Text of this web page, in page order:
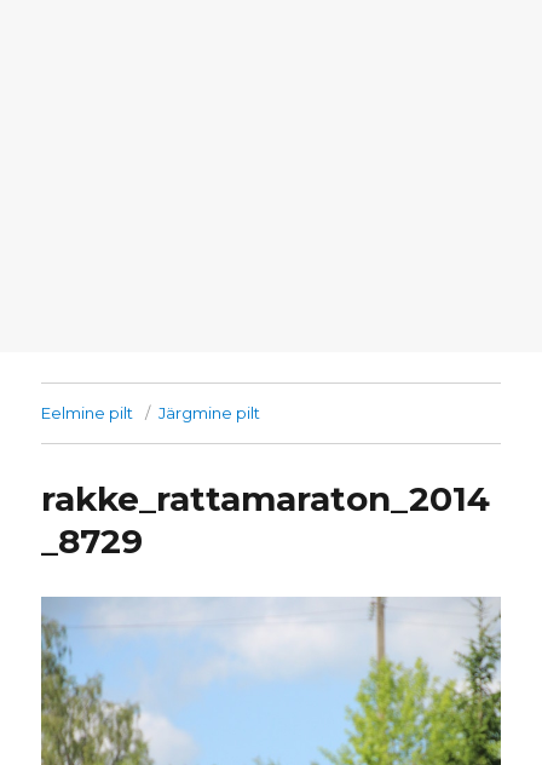
Eelmine pilt Järgmine pilt
rakke_rattamaraton_2014
_8729